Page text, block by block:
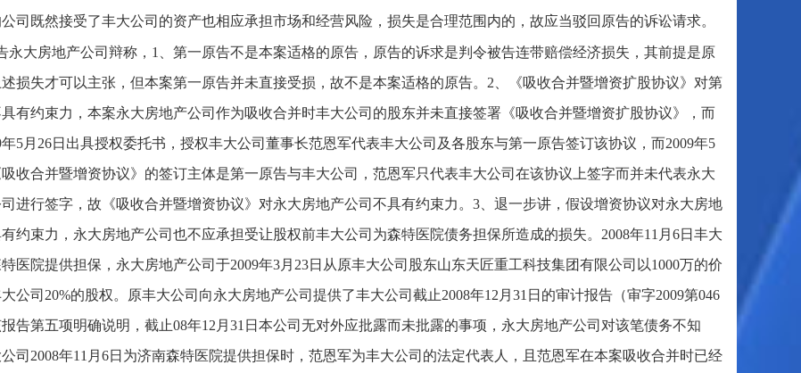
司既然接受了丰大公司的资产也相应承担市场和经营风险，损失是合理范围内的，故应当驳回原告的诉讼请求。
永大房地产公司辩称，1、第一原告不是本案适格的原告，原告的诉求是判令被告连带赔偿经济损失，其前提是原
损失才可以主张，但本案第一原告并未直接受损，故不是本案适格的原告。2、《吸收合并暨增资扩股协议》对第
有约束力，本案永大房地产公司作为吸收合并时丰大公司的股东并未直接签署《吸收合并暨增资扩股协议》，而
年5月26日出具授权委托书，授权丰大公司董事长范恩军代表丰大公司及各股东与第一原告签订该协议，而2009年5
吸收合并暨增资协议》的签订主体是第一原告与丰大公司，范恩军只代表丰大公司在该协议上签字而并未代表永大
进行签字，故《吸收合并暨增资协议》对永大房地产公司不具有约束力。3、退一步讲，假设增资协议对永大房地
约束力，永大房地产公司也不应承担受让股权前丰大公司为森特医院债务担保所造成的损失。2008年11月6日丰大
医院提供担保，永大房地产公司于2009年3月23日从原丰大公司股东山东天匠重工科技集团有限公司以1000万的价
公司20%的股权。原丰大公司向永大房地产公司提供了丰大公司截止2008年12月31日的审计报告（审字2009第046
告第五项明确说明，截止08年12月31日本公司无对外应批露而未批露的事项，永大房地产公司对该笔债务不知
司2008年11月6日为济南森特医院提供担保时，范恩军为丰大公司的法定代表人，且范恩军在本案吸收合并时已经